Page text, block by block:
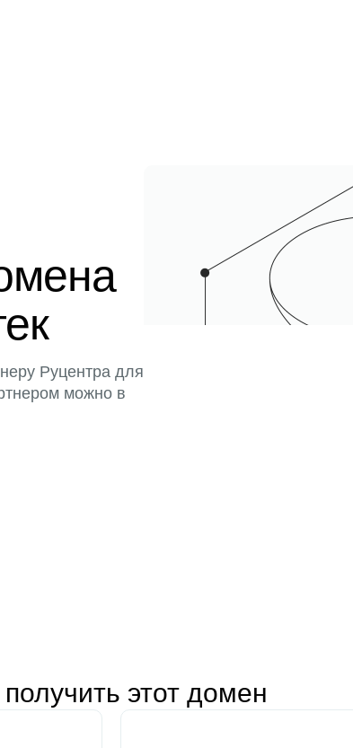
Руцентра для
можно в
получить этот домен